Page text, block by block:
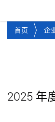
首页 企
2025 年